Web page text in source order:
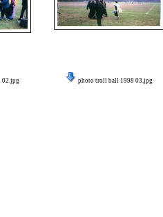
02.jpg photo troll ball 1998 03.jpg